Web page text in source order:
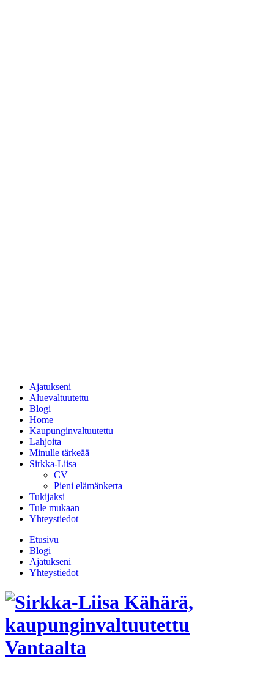
Ajatukseni
Aluevaltuutettu
Blogi
Home
Kaupunginvaltuutettu
Lahjoita
Minulle tärkeää
Sirkka-Liisa
CV
Pieni elämänkerta
Tukijaksi
Tule mukaan
Yhteystiedot
Etusivu
Blogi
Ajatukseni
Yhteystiedot